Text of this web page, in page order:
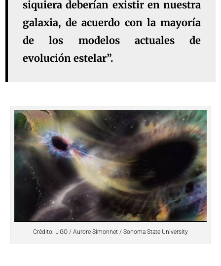
siquiera deberían existir en nuestra
galaxia, de acuerdo con la mayoría
de los modelos actuales de
evolución estelar”.
Crédito: LIGO / Aurore Simonnet / Sonoma State University